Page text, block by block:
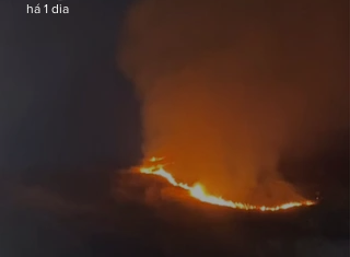
há 1 dia